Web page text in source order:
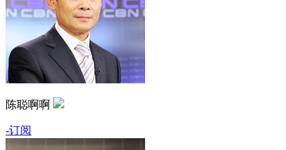
陈聪啊啊
-订阅